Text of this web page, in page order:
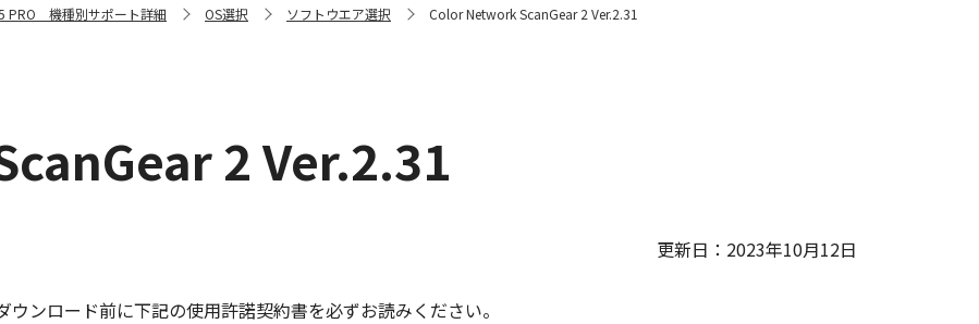
PRO 機種別サポート詳細 OS選択 ソフトウエア選択 Color Network ScanGear 2 Ver.2.31
2 Ver.2.31
更新日：2023年10月12日
ウンロード前に下記の使用許諾契約書を必ずお読みください。